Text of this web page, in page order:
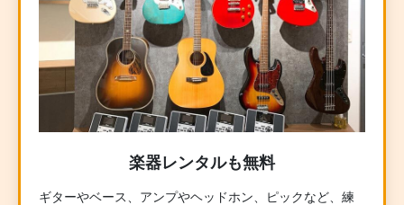
楽器レンタルも無料
ギターやベース、アンプやヘッドホン、ピックなど、練